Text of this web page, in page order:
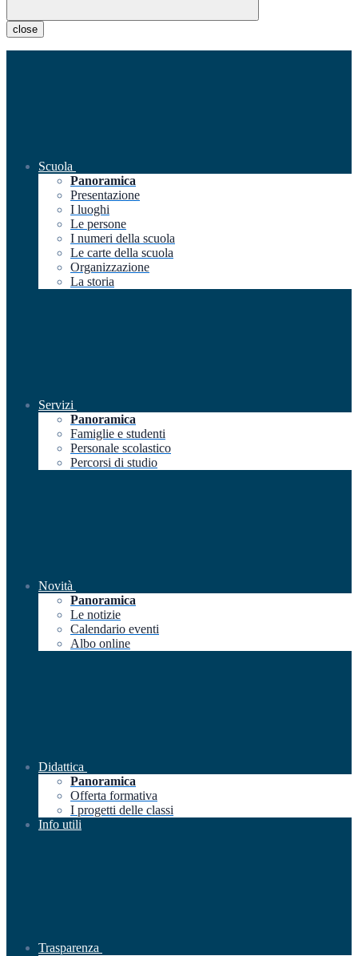
close
Scuola
Panoramica
Presentazione
I luoghi
Le persone
I numeri della scuola
Le carte della scuola
Organizzazione
La storia
Servizi
Panoramica
Famiglie e studenti
Personale scolastico
Percorsi di studio
Novità
Panoramica
Le notizie
Calendario eventi
Albo online
Didattica
Panoramica
Offerta formativa
I progetti delle classi
Info utili
Trasparenza